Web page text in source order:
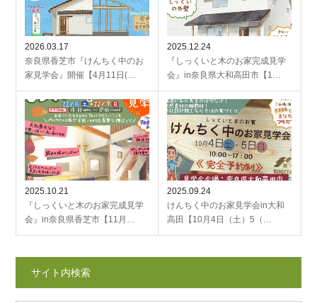
2026.03.17
奈良県香芝市『けんちく中のお
家見学会』開催【4月11日(…
2025.12.24
『しっくいと木のお家完成見学
会』in奈良県大和高田市【1…
2025.10.21
『しっくいと木のお家完成見学
会』in奈良県香芝市【11月…
2025.09.24
けんちく中のお家見学会in大和
高田【10月4日（土）5（…
サイト内検索